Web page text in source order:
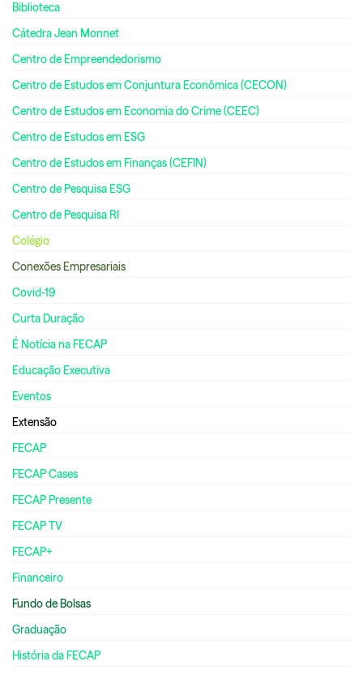
Biblioteca
Cátedra Jean Monnet
Centro de Empreendedorismo
Centro de Estudos em Conjuntura Econômica (CECON)
Centro de Estudos em Economia do Crime (CEEC)
Centro de Estudos em ESG
Centro de Estudos em Finanças (CEFIN)
Centro de Pesquisa ESG
Centro de Pesquisa RI
Colégio
Conexões Empresariais
Covid-19
Curta Duração
É Notícia na FECAP
Educação Executiva
Eventos
Extensão
FECAP
FECAP Cases
FECAP Presente
FECAP TV
FECAP+
Financeiro
Fundo de Bolsas
Graduação
História da FECAP